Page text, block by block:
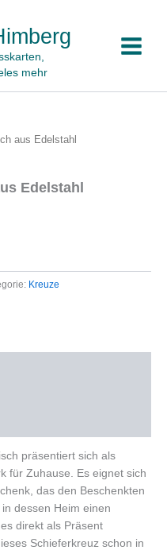
mehr
aus Edelstahl
Edelstahl
Kreuze
präsentiert sich als
für Zuhause. Es eignet sich
das den Beschenkten
dessen Heim einen
direkt als Präsent
Schieferkreuz schon in